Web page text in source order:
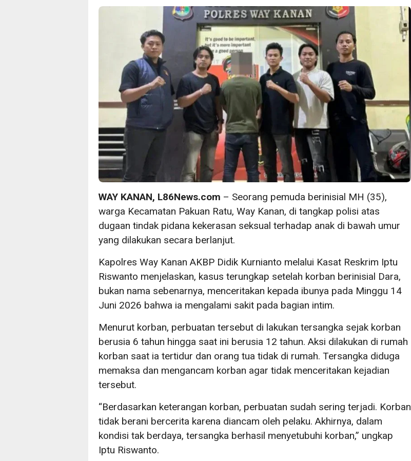
WAY KANAN, L86News.com – Seorang pemuda berinisial MH (35),
warga Kecamatan Pakuan Ratu, Way Kanan, di tangkap polisi atas
dugaan tindak pidana kekerasan seksual terhadap anak di bawah umur
yang dilakukan secara berlanjut.
Kapolres Way Kanan AKBP Didik Kurnianto melalui Kasat Reskrim Iptu
Riswanto menjelaskan, kasus terungkap setelah korban berinisial Dara,
bukan nama sebenarnya, menceritakan kepada ibunya pada Minggu 14
Juni 2026 bahwa ia mengalami sakit pada bagian intim.
Menurut korban, perbuatan tersebut di lakukan tersangka sejak korban
berusia 6 tahun hingga saat ini berusia 12 tahun. Aksi dilakukan di rumah
korban saat ia tertidur dan orang tua tidak di rumah. Tersangka diduga
memaksa dan mengancam korban agar tidak menceritakan kejadian
tersebut.
“Berdasarkan keterangan korban, perbuatan sudah sering terjadi. Korban
tidak berani bercerita karena diancam oleh pelaku. Akhirnya, dalam
kondisi tak berdaya, tersangka berhasil menyetubuhi korban,” ungkap
Iptu Riswanto.